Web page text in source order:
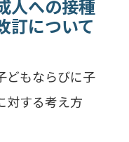
人への接種
訂について
どもならびに子
対する考え方